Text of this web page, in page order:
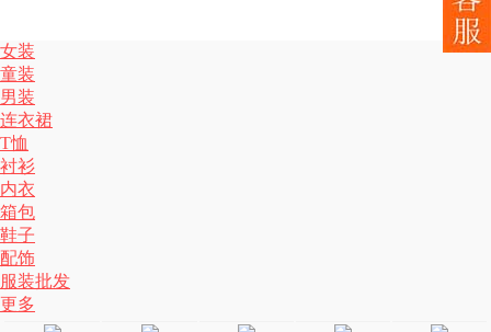
女装
童装
男装
连衣裙
T恤
衬衫
内衣
箱包
鞋子
配饰
服装批发
更多